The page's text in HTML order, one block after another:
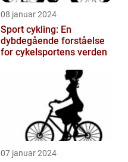
08 januar 2024
Sport cykling: En
dybdegående forståelse
for cykelsportens verden
07 januar 2024